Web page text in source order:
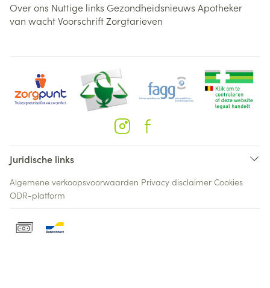
Over ons Nuttige links Gezondheidsnieuws Apotheker
van wachtVoorschriftZorgtarieven
Juridische links
Algemene verkoopsvoorwaarden Privacy disclaimer Cookies
ODR-platform